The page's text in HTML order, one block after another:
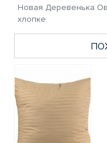
Новая Деревенька
хлопке